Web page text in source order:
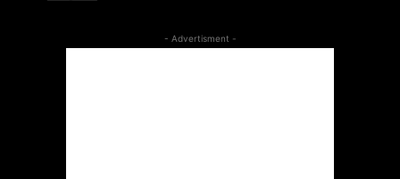
- Advertisment -